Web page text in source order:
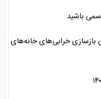
باشید
بازسازی خرابی‌های خانه‌های